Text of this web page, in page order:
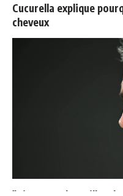
Cucurella explique
cheveux